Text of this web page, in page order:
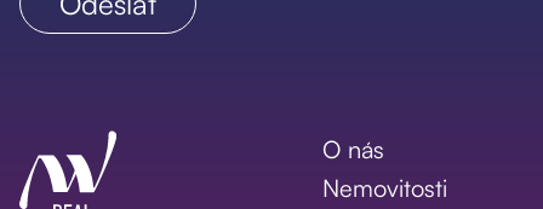
O nás
Nemovitosti